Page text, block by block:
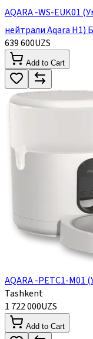
AQARA -WS-EUK01
нейтрали Aqara H1)
639 600UZS
Add to Cart
AQARA -PETC1-M01
Tashkent
1 722 000UZS
Add to Cart